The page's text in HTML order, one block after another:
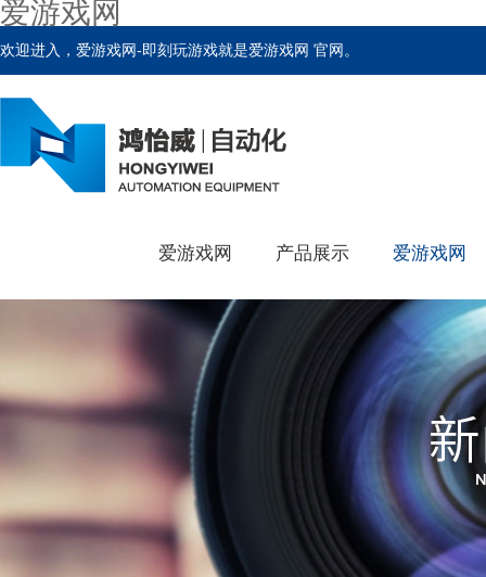
爱游戏网
欢迎进入，爱游戏网-即刻玩游戏就是爱游戏网 官网。
爱游戏网 产品展示 爱游戏网